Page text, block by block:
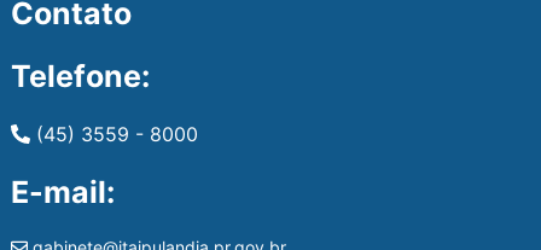
Contato
Telefone:
(45) 3559 - 8000
E-mail: